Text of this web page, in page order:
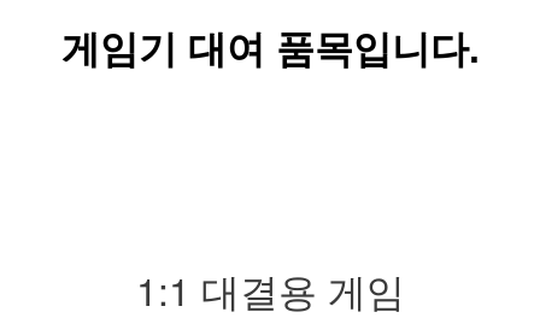
게임기 대여 품목입니다.
1:1 대결용 게임